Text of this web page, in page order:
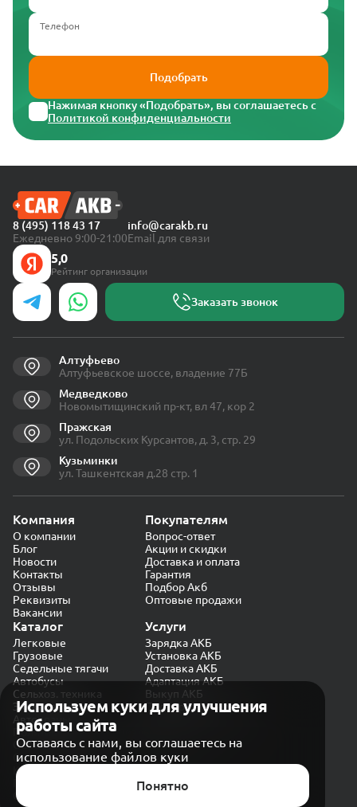
Телефон
Подобрать
Нажимая кнопку «Подобрать», вы соглашаетесь с
Политикой конфиденциальности
Используем куки для улучшения
работы сайта
Оставаясь с нами, вы соглашаетесь на
использование файлов куки
Понятно
8 (495) 118 43 17
Ежедневно 9:00-21:00
info@carakb.ru
Email для связи
5,0
Рейтинг организации
Заказать звонок
Алтуфьево
Алтуфьевское шоссе, владение 77Б
Медведково
Новомытищинский пр-кт, вл 47, кор 2
Пражская
ул. Подольских Курсантов, д. 3, стр. 29
Кузьминки
ул. Ташкентская д.28 стр. 1
Компания
О компании
Блог
Новости
Контакты
Отзывы
Реквизиты
Вакансии
Покупателям
Вопрос-ответ
Акции и скидки
Доставка и оплата
Гарантия
Подбор Акб
Оптовые продажи
Каталог
Легковые
Грузовые
Седельные тягачи
Автобусы
Сельхоз. техника
Экскаваторы
Автокраны
Услуги
Зарядка АКБ
Установка АКБ
Доставка АКБ
Адаптация АКБ
Выкуп АКБ
Проверка генератора
Политика конфиденциальности
Обработка персональных данных
Согласие на обработку в «Яндекс.Метрика»
Карта сайта
© CARAKB 2026. Все права защищены